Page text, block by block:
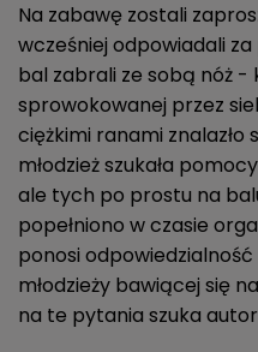
Na zabawę zostali
wcześniej odpowiadali
bal zabrali ze sobą nóż -
sprowokowanej przez
ciężkimi ranami znalazło
młodzież szukała
ale tych po prostu na
popełniono w czasie
ponosi
młodzieży bawiącej się
na te pytania szuka